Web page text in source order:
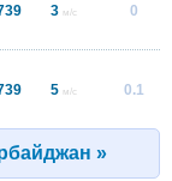
3 м/с 0
5 м/с 0.1
»